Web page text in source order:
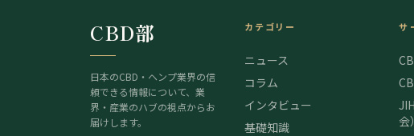
CBD部
日本のCBD・ヘンプ業界の信
頼できる情報について、業
界・産業のハブの視点からお
届けします。
カテゴリー
ニュース
コラム
インタビュー
基礎知識
サ
会）